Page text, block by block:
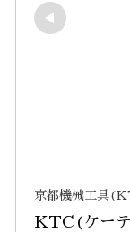
京都機械工具
KTC(ケーテ